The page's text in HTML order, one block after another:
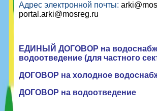
Адрес электронной почты:
portal.arki@mosreg.ru
ЕДИНЫЙ ДОГОВОР на
водоотведение (для частного
ДОГОВОР на холодное
ДОГОВОР на водоотведение